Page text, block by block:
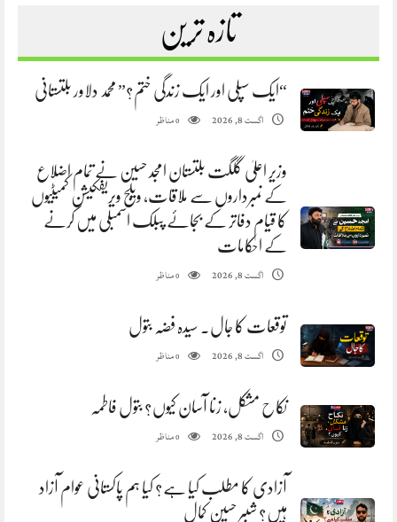
تازہ ترین
“ایک سپلی اور ایک زندگی ختم؟” محمد دلاور بلتستانی
اگست 8, 2026 0مناظر
وزیر اعلیٰ گلگت بلتستان امجد حسین نے تمام اضلاع
کے نمبرداروں سے ملاقات، ویلج ویریفکیشن کمیٹیوں
کا قیام دفاتر کے بجائے پبلک اسمبلی میں کرنے
کے احکامات
اگست 8, 2026 0مناظر
توقعات کا جال. سیدہ فضہ بتول
اگست 8, 2026 0مناظر
نکاح مشکل، زنا آسان کیوں؟ بتول فاطمہ
اگست 8, 2026 0مناظر
آزادی کا مطلب کیا ہے؟ کیا ہم پاکستانی عوام آزاد
ہیں؟ شبیر حسین کمال